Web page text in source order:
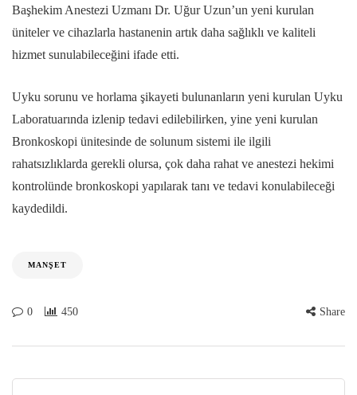
Başhekim Anestezi Uzmanı Dr. Uğur Uzun’un yeni kurulan
üniteler ve cihazlarla hastanenin artık daha sağlıklı ve kaliteli
hizmet sunulabileceğini ifade etti.
Uyku sorunu ve horlama şikayeti bulunanların yeni kurulan Uyku
Laboratuarında izlenip tedavi edilebilirken, yine yeni kurulan
Bronkoskopi ünitesinde de solunum sistemi ile ilgili
rahatsızlıklarda gerekli olursa, çok daha rahat ve anestezi hekimi
kontrolünde bronkoskopi yapılarak tanı ve tedavi konulabileceği
kaydedildi.
MANŞET
0 450 Share